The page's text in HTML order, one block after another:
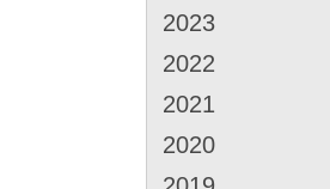
2023
2022
2021
2020